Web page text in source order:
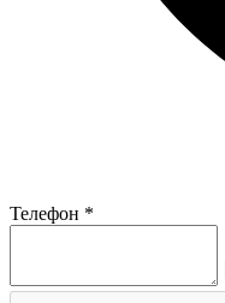
Телефон *